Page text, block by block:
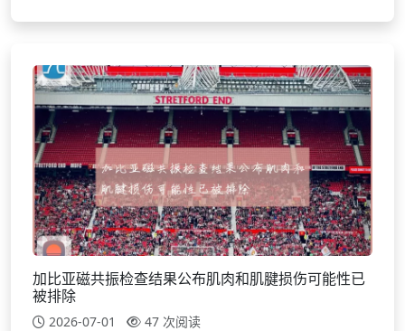
加比亚磁共振检查结果公布肌肉和肌腱损伤可能性已
被排除
2026-07-01 47 次阅读